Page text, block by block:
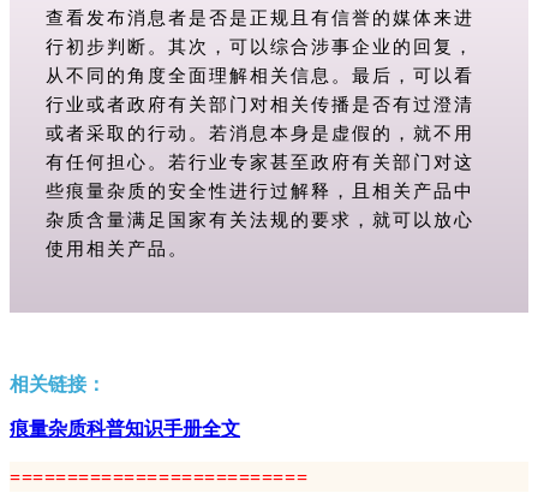
查看发布消息者是否是正规且有信誉的媒体来进
行初步判断。其次，可以综合涉事企业的回复，
从不同的角度全面理解相关信息。最后，可以看
行业或者政府有关部门对相关传播是否有过澄清
或者采取的行动。若消息本身是虚假的，就不用
有任何担心。若行业专家甚至政府有关部门对这
些痕量杂质的安全性进行过解释，且相关产品中
杂质含量满足国家有关法规的要求，就可以放心
使用相关产品。
相关链接：
痕量杂质科普知识手册全文
==========================